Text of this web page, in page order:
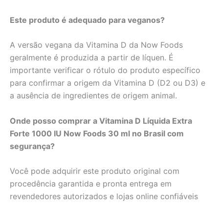
Este produto é adequado para veganos?
A versão vegana da Vitamina D da Now Foods
geralmente é produzida a partir de líquen. É
importante verificar o rótulo do produto específico
para confirmar a origem da Vitamina D (D2 ou D3) e
a ausência de ingredientes de origem animal.
Onde posso comprar a Vitamina D Líquida Extra
Forte 1000 IU Now Foods 30 ml no Brasil com
segurança?
Você pode adquirir este produto original com
procedência garantida e pronta entrega em
revendedores autorizados e lojas online confiáveis